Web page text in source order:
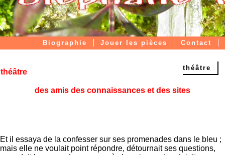
Contact
Jouer les pièces
Biographie
théâtre
théâtre
des amis des connaissances et des sites
Et il essaya de la confesser sur ses promenades dans le bleu ;
mais elle ne voulait point répondre, détournait ses questions,